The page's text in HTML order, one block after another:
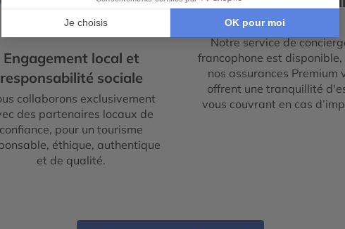
Engagement local et
responsabilité sociale
collaborons exclusivement
des partenaires locaux de
confiance, pour un tourisme
éthique, authentique
et de qualité.
d'esprit
Notre service de
francophone est
nos assurances Premium
offrent une tranquillité
vous couvrant en cas